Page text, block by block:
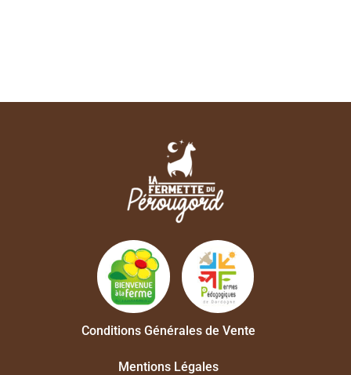
Conditions Générales de Vente
Mentions Légales